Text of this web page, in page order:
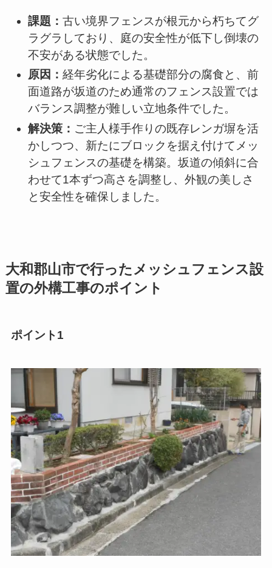
課題：古い境界フェンスが根元から朽ちてグ
ラグラしており、庭の安全性が低下し倒壊の
不安がある状態でした。
原因：経年劣化による基礎部分の腐食と、前
面道路が坂道のため通常のフェンス設置では
バランス調整が難しい立地条件でした。
解決策： ご主人様手作りの既存レンガ塀を活
かしつつ、新たにブロックを据え付けてメッ
シュフェンスの基礎を構築。坂道の傾斜に合
わせて1本ずつ高さを調整し、外観の美しさ
と安全性を確保しました。
大和郡山市で行ったメッシュフェンス設
置の外構工事のポイント
ポイント1